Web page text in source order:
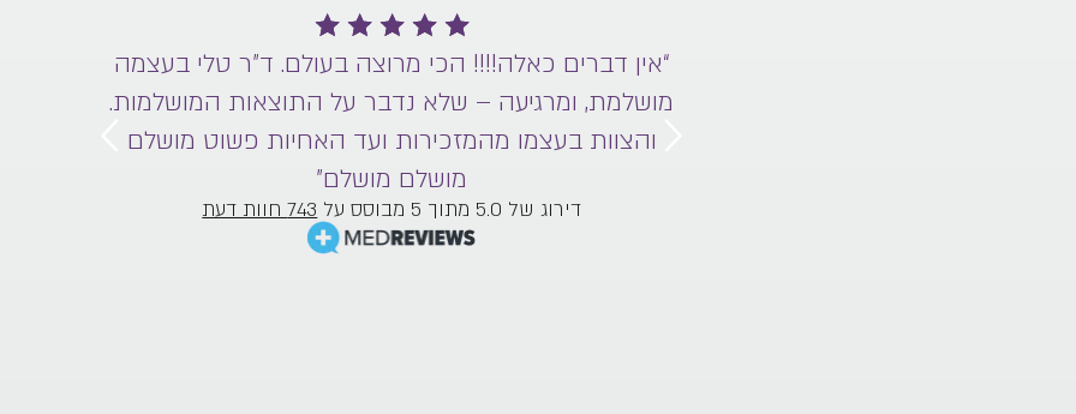
“אין דברים כאלה!!!! הכי מרוצה בעולם. ד״ר טלי בעצמה
מושלמת, ומרגיעה – שלא נדבר על התוצאות המושלמות.
והצוות בעצמו מהמזכירות ועד האחיות פשוט מושלם
מושלם מושלם”
דירוג של 5.0 מתוך 5 מבוסס על 743 חוות דעת